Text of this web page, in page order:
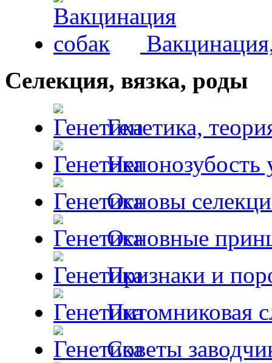
Селекция, вязка, роды
Генетика,
Непонозубость
Основы
Основные
Признаки и
Питомниковая
Советы